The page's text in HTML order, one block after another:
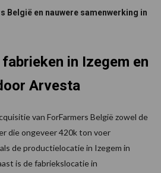
België en nauwere samenwerking in
in Izegem en
Arvesta
van ForFarmers België zowel de
die ongeveer 420k ton voer
de productielocatie in Izegem in
is de fabriekslocatie in